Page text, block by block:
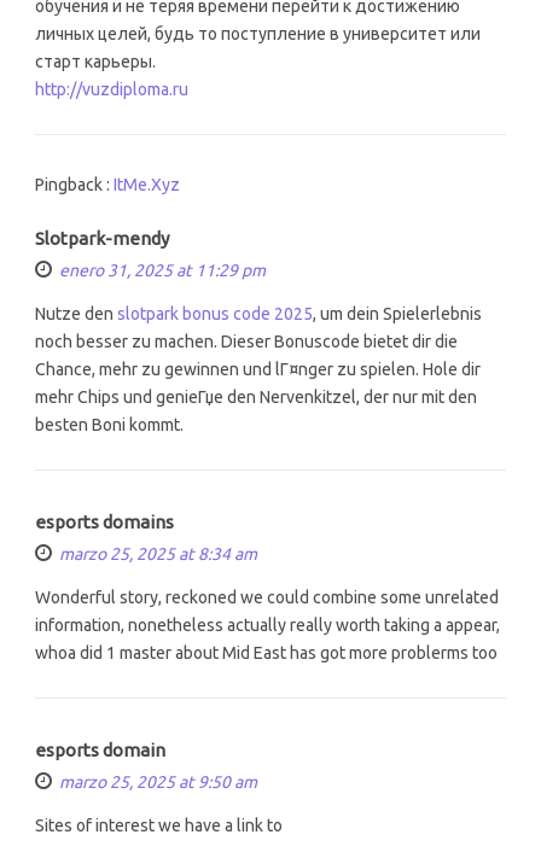
обучения и не теряя времени перейти к достижению
личных целей, будь то поступление в университет или
старт карьеры.
http://vuzdiploma.ru
Pingback : ItMe.Xyz
Slotpark-mendy
enero 31, 2025 at 11:29 pm
Nutze den slotpark bonus code 2025, um dein Spielerlebnis
noch besser zu machen. Dieser Bonuscode bietet dir die
Chance, mehr zu gewinnen und lГ¤nger zu spielen. Hole dir
mehr Chips und genieГџe den Nervenkitzel, der nur mit den
besten Boni kommt.
esports domains
marzo 25, 2025 at 8:34 am
Wonderful story, reckoned we could combine some unrelated
information, nonetheless actually really worth taking a appear,
whoa did 1 master about Mid East has got more problerms too
esports domain
marzo 25, 2025 at 9:50 am
Sites of interest we have a link to